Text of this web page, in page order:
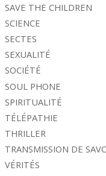
SAVE THE CHILDREN
SCIENCE
SECTES
SEXUALITÉ
SOCIÉTÉ
SOUL PHONE
SPIRITUALITÉ
TÉLÉPATHIE
THRILLER
TRANSMISSION DE
VÉRITÉS